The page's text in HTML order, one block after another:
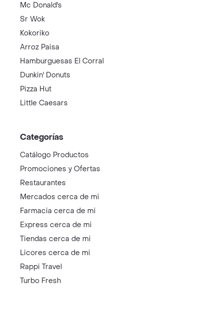
Mc Donald's
Sr Wok
Kokoriko
Arroz Paisa
Hamburguesas El Corral
Dunkin' Donuts
Pizza Hut
Little Caesars
Categorías
Catálogo Productos
Promociones y Ofertas
Restaurantes
Mercados cerca de mi
Farmacia cerca de mi
Express cerca de mi
Tiendas cerca de mi
Licores cerca de mi
Rappi Travel
Turbo Fresh